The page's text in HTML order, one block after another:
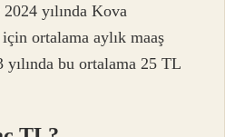
yılında Kova
ortalama aylık maaş
bu ortalama 25 TL